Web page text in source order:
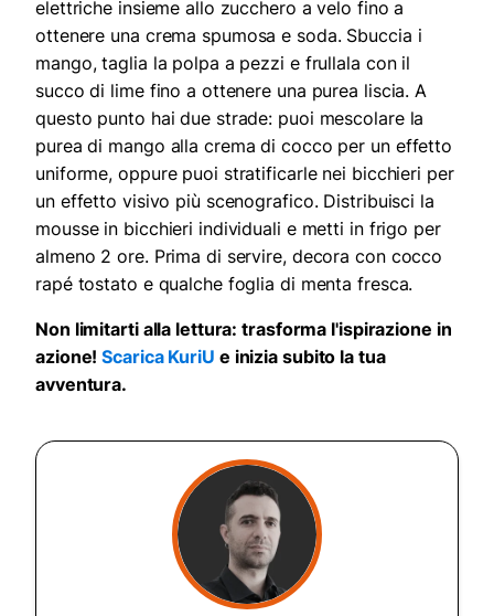
elettriche insieme allo zucchero a velo fino a
ottenere una crema spumosa e soda. Sbuccia i
mango, taglia la polpa a pezzi e frullala con il
succo di lime fino a ottenere una purea liscia. A
questo punto hai due strade: puoi mescolare la
purea di mango alla crema di cocco per un effetto
uniforme, oppure puoi stratificarle nei bicchieri per
un effetto visivo più scenografico. Distribuisci la
mousse in bicchieri individuali e metti in frigo per
almeno 2 ore. Prima di servire, decora con cocco
rapé tostato e qualche foglia di menta fresca.
Non limitarti alla lettura: trasforma l'ispirazione in
azione!Scarica KuriU e inizia subito la tua
avventura.